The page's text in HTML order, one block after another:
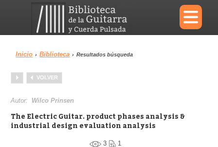
×
Menu
Biblioteca
Inicio › Biblioteca › Resultados búsqueda
VOLVER
Autor: Wilco Prinsen
The Electric Guitar. product phases analysis &
industrial design evaluation analysis
3 1